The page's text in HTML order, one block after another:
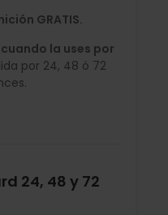
GRATIS.
la uses por
por 24, 48 ó 72
24, 48 y 72